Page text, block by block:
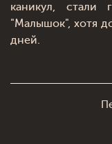
каникул, стали
"Малышок", хотя
дней.